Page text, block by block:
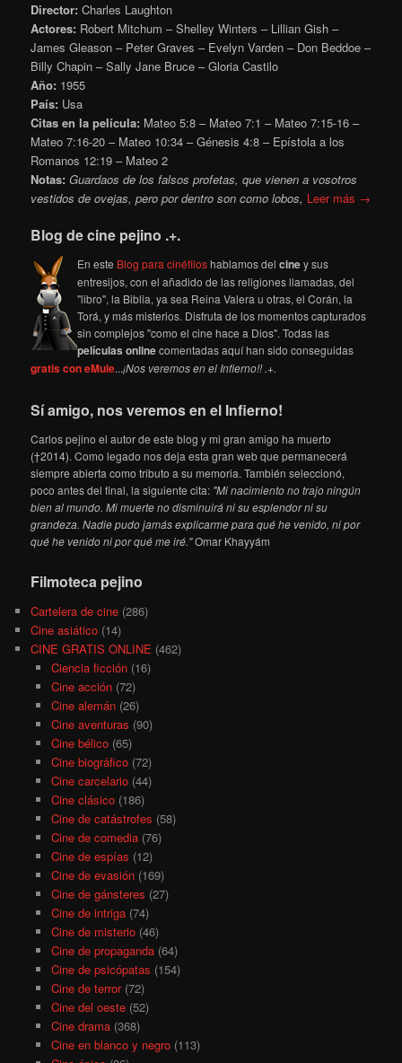
Director: Charles Laughton
Actores: Robert Mitchum – Shelley Winters – Lillian Gish –
James Gleason – Peter Graves – Evelyn Varden – Don Beddoe –
Billy Chapin – Sally Jane Bruce – Gloria Castilo
Año: 1955
País: Usa
Citas en la película: Mateo 5:8 – Mateo 7:1 – Mateo 7:15-16 –
Mateo 7:16-20 – Mateo 10:34 – Génesis 4:8 – Epístola a los
Romanos 12:19 – Mateo 2
Notas:Guardaos de los falsos profetas, que vienen a vosotros
vestidos de ovejas, pero por dentro son como lobos, Leer más →
Blog de cine pejino .+.
En este Blog para cinéfiloshablamos delciney sus
entresijos, con el añadido de las religiones llamadas, del
"libro", la Biblia, ya sea Reina Valera u otras, el Corán, la
Torá, y más misterios. Disfruta de los momentos capturados
sin complejos "como el cine hace a Dios". Todas las
películas onlinecomentadas aquí han sido conseguidas
gratis con eMule...¡Nos veremos en el Infierno!! .+.
Sí amigo, nos veremos en el Infierno!
Carlos pejino el autor de este blog y mi gran amigo ha muerto
(†2014). Como legado nos deja esta gran web que permanecerá
siempre abierta como tributo a su memoria. También seleccionó,
poco antes del final, la siguiente cita: "Mi nacimiento no trajo ningún
bien al mundo. Mi muerte no disminuirá ni su esplendor ni su
grandeza. Nadie pudo jamás explicarme para qué he venido, ni por
qué he venido ni por qué me iré."Omar Khayyám
Filmoteca pejino
Cartelera de cine (286)
Cine asiático (14)
CINE GRATIS ONLINE (462)
Ciencia ficción(16)
Cine acción(72)
Cine alemán(26)
Cine aventuras (90)
Cine bélico(65)
Cine biográfico(72)
Cine carcelario(44)
Cine clásico(186)
Cine de catástrofes (58)
Cine de comedia(76)
Cine de espías (12)
Cine de evasión(169)
Cine de gánsteres (27)
Cine de intriga(74)
Cine de misterio(46)
Cine de propaganda(64)
Cine de psicópatas (154)
Cine de terror(72)
Cine del oeste(52)
Cine drama(368)
Cine en blanco y negro(113)